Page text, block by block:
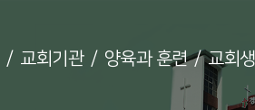
/ 교회기관 / 양육과 훈련 / 교회